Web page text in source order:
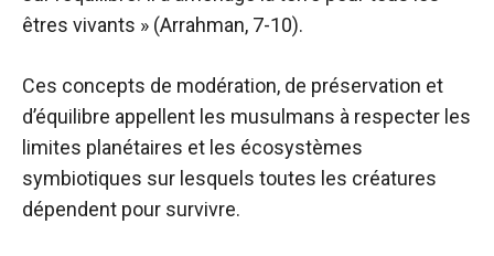
êtres vivants » (Arrahman, 7-10).
Ces concepts de modération, de préservation et
d’équilibre appellent les musulmans à respecter les
limites planétaires et les écosystèmes
symbiotiques sur lesquels toutes les créatures
dépendent pour survivre.